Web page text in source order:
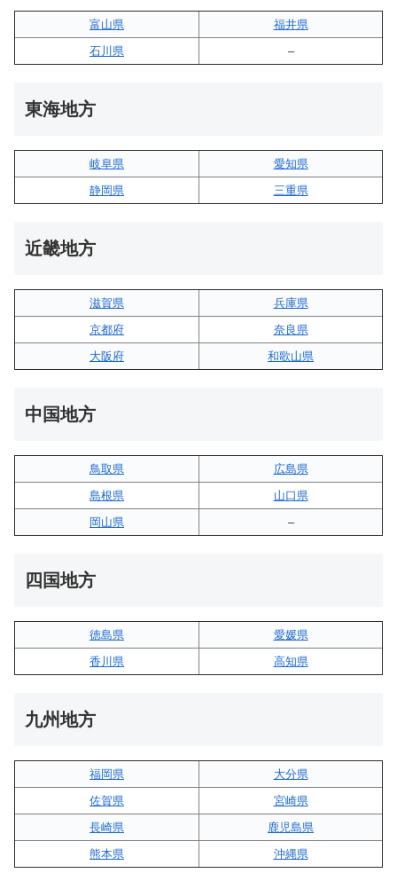
富山県
福井県
石川県
–
東海地方
岐阜県
愛知県
静岡県
三重県
近畿地方
滋賀県
兵庫県
京都府
奈良県
大阪府
和歌山県
中国地方
鳥取県
広島県
島根県
山口県
岡山県
–
四国地方
徳島県
愛媛県
香川県
高知県
九州地方
福岡県
大分県
佐賀県
宮崎県
長崎県
鹿児島県
熊本県
沖縄県